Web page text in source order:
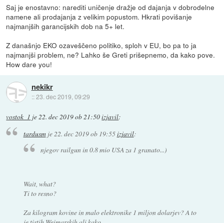
Saj je enostavno: narediti uničenje dražje od dajanja v dobrodelne
namene ali prodajanja z velikim popustom. Hkrati povišanje
najmanjših garancijskih dob na 5+ let.
Z današnjo EKO ozaveščeno politiko, sploh v EU, bo pa to ja
najmanjši problem, ne? Lahko še Greti prišepnemo, da kako pove.
How dare you!
nekikr
::23. dec 2019, 09:29
vostok_1 je22. dec 2019 ob 21:50izjavil:
tardusmje 22. dec 2019 ob 19:55izjavil:
njegov railgun in 0.8 mio USA za 1 granato...)
Wait, what?
Ti to resno?
Za kilogram kovine in malo elektronike 1 miljon dolarjev? A to